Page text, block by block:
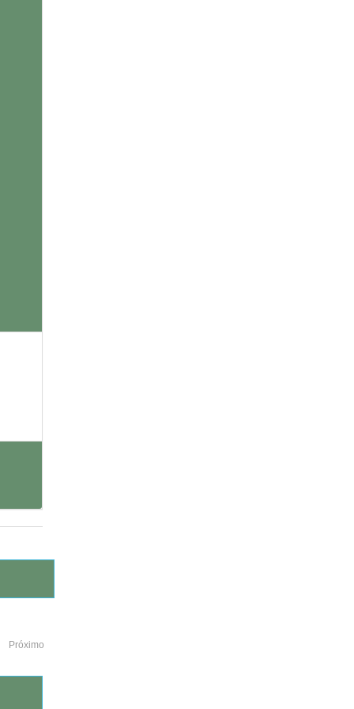
Próximo